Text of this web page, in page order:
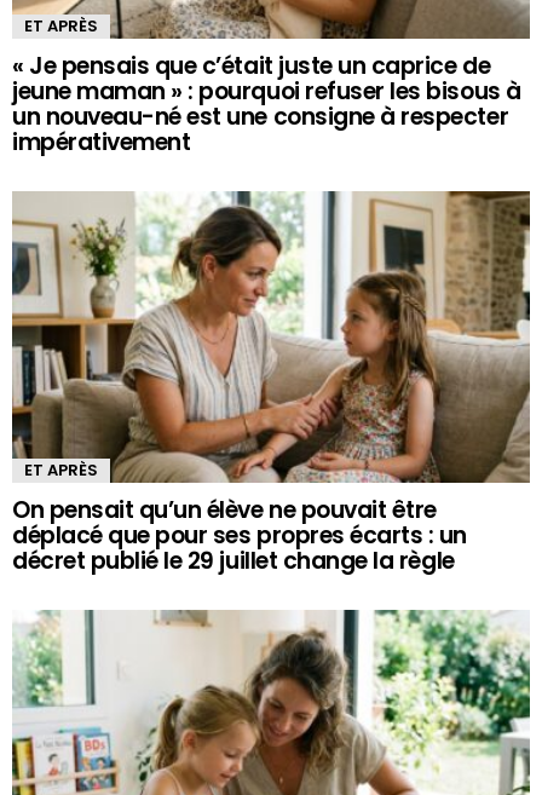
ET APRÈS
« Je pensais que c’était juste un caprice de
jeune maman » : pourquoi refuser les bisous à
un nouveau-né est une consigne à respecter
impérativement
ET APRÈS
On pensait qu’un élève ne pouvait être
déplacé que pour ses propres écarts : un
décret publié le 29 juillet change la règle